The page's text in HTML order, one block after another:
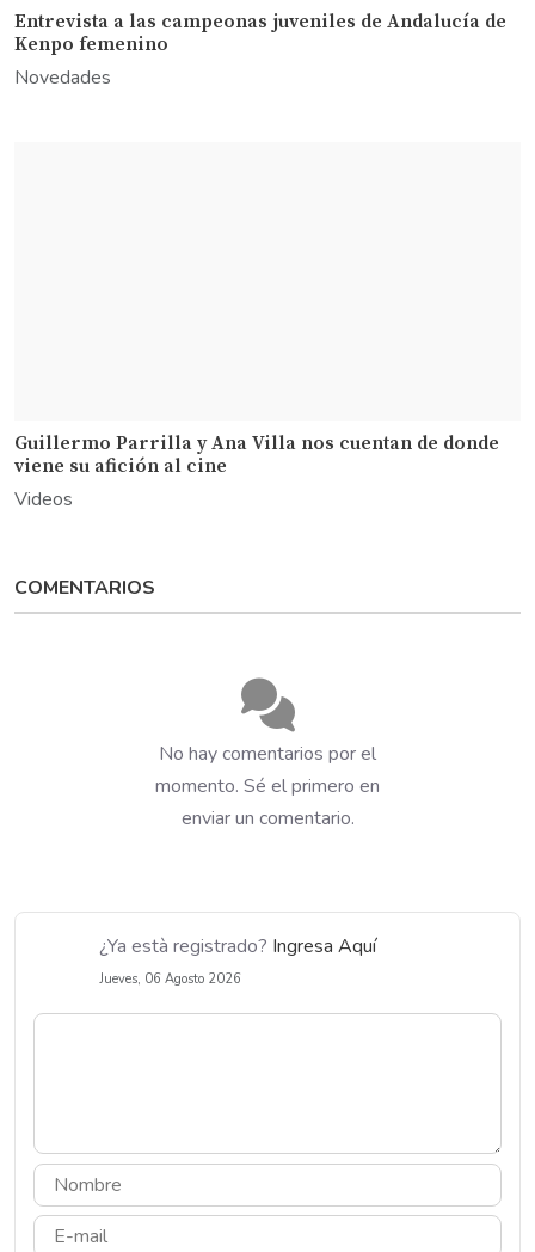
Entrevista a las campeonas juveniles de Andalucía de
Kenpo femenino
Novedades
Guillermo Parrilla y Ana Villa nos cuentan de donde
viene su afición al cine
Videos
COMENTARIOS
No hay comentarios por el
momento. Sé el primero en
enviar un comentario.
¿Ya està registrado? Ingresa Aquí
Jueves, 06 Agosto 2026